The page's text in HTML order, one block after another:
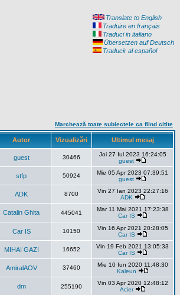
Translate to English
Traduire en français
Traduci in italiano
Übersetzen auf Deutsch
Traducir al español
Marchează toate subiectele ca fiind citite
Autor Vizualizări Ultimul mesaj
guest 30466
Joi 27 Iul 2023 16:24:05
guest
stfp 50924
Mie 05 Apr 2023 07:39:51
guest
ADK 8700
Vin 27 Ian 2023 22:27:16
ADK
Catalin Ghita 445041
Mar 11 Mai 2021 17:23:38
Car IS
Car IS 10150
Vin 16 Apr 2021 20:28:05
Car IS
MIHAI GAZI 16652
Vin 19 Feb 2021 13:05:33
Car IS
AmiralAOV 37460
Mie 10 Iun 2020 11:48:30
Kaleun
dm 255190
Vin 03 Apr 2020 12:48:12
Acier